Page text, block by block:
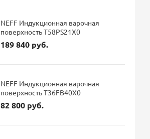
NEFF Индукционная варочная
поверхность T58PS21X0
189 840 руб.
NEFF Индукционная варочная
поверхность T36FB40X0
82 800 руб.